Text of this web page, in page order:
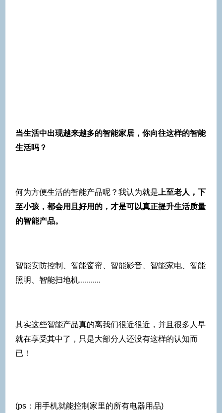
当生活中出现越来越多的智能家居，你向往这样的智能
生活吗？
何为方便生活的智能产品呢？我认为就是 上至老人，下
至小孩，都会用且好用的，才是可以真正提升生活质量
的智能产品。
智能安防控制、智能窗帘、智能影音、智能家电、智能
照明、智能扫地机...........
其实这些智能产品真的离我们很近很近，并且很多人早
就在享受其中了，只是大部分人还没有这样的认知而
已！
(ps：用手机就能控制家里的所有电器用品)